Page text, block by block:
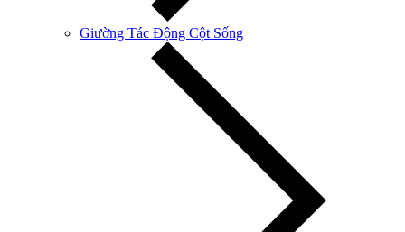
Giường Tác Động Cột Sống